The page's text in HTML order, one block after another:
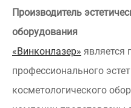
Производитель
оборудования
«Винконлазер» является
профессионального
косметологического